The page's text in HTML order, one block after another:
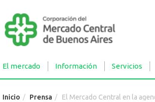
El mercado Información Servicios
Inicio Prensa El Mercado Central en la